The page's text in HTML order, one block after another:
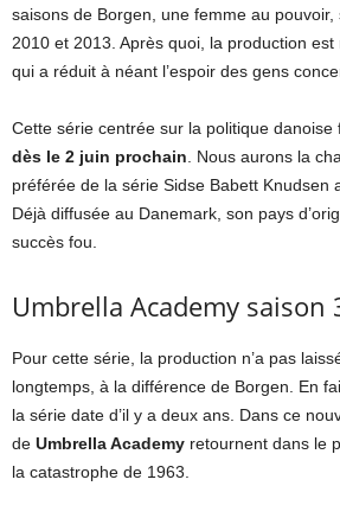
saisons de Borgen, une femme au
2010 et 2013. Après quoi, la production
qui a réduit à néant l’espoir des gens
Cette série centrée sur la politique
dès le 2 juin prochain. Nous aurons la
préférée de la série Sidse Babett Knudsen
Déjà diffusée au Danemark, son pays
succès fou.
Umbrella Academy saison
Pour cette série, la production n’a pas
longtemps, à la différence de Borgen. En
la série date d’il y a deux ans. Dans ce
de Umbrella Academy retournent dans le
la catastrophe de 1963.